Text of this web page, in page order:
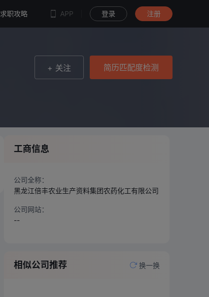
求职攻略 APP 登录 注册
+ 关注 简历匹配度检测
工商信息
公司全称：
黑龙江倍丰农业生产资料集团农药化工有限公司
公司网站：
--
相似公司推荐 换一换